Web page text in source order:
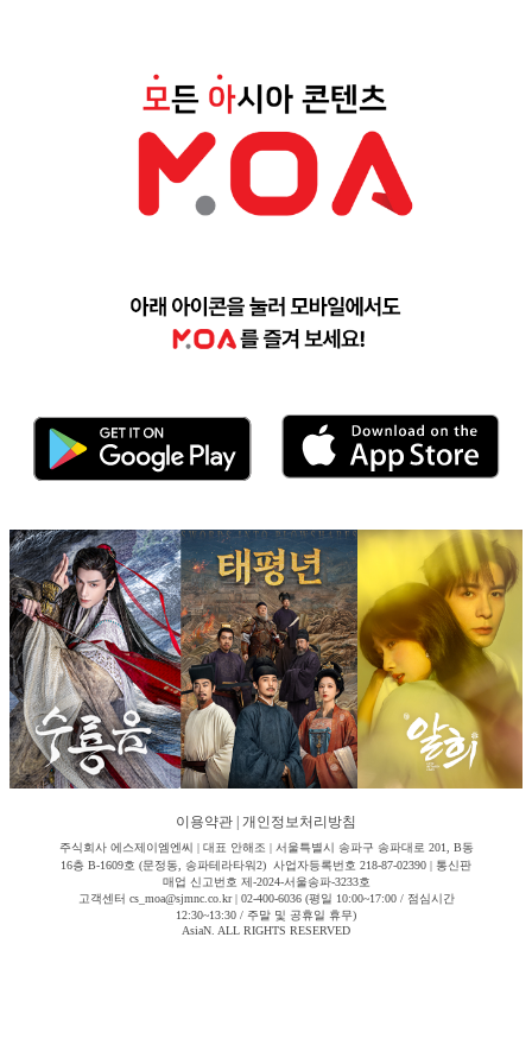
이용약관 개인정보처리방침
주식회사 에스제이엠엔씨 | 대표 안해조 | 서울특별시 송파구 송파대로 201, B동
16층 B-1609호 (문정동, 송파테라타워2) 사업자등록번호 218-87-02390 | 통신판
매업 신고번호 제-2024-서울송파-3233호
고객센터 cs_moa@sjmnc.co.kr | 02-400-6036 (평일 10:00~17:00 / 점심시간
12:30~13:30 / 주말 및 공휴일 휴무)
AsiaN. ALL RIGHTS RESERVED